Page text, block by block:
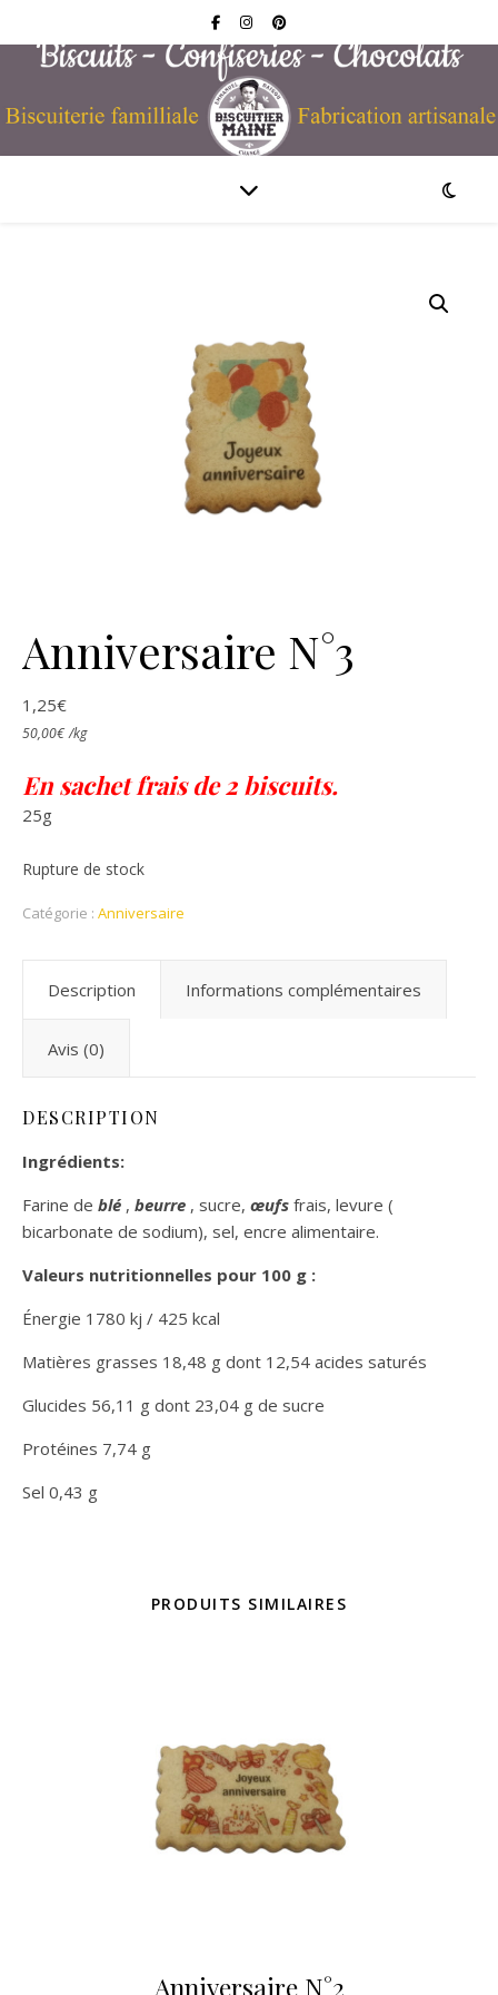
Anniversaire N°3
1,25€
50,00€ /kg
En sachet frais de 2 biscuits.
25g
Rupture de stock
Catégorie : Anniversaire
Description Informations complémentaires
Avis (0)
DESCRIPTION
Ingrédients:
Farine de blé , beurre , sucre, œufs frais, levure (
bicarbonate de sodium), sel, encre alimentaire.
Valeurs nutritionnelles pour 100 g :
Énergie 1780 kj / 425 kcal
Matières grasses 18,48 g dont 12,54 acides saturés
Glucides 56,11 g dont 23,04 g de sucre
Protéines 7,74 g
Sel 0,43 g
PRODUITS SIMILAIRES
Anniversaire N°2